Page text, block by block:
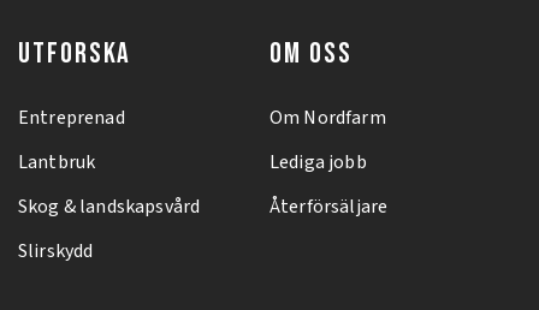
UTFORSKA
Entreprenad
Lantbruk
Skog & landskapsvård
Slirskydd
OM OSS
Om Nordfarm
Lediga jobb
Återförsäljare